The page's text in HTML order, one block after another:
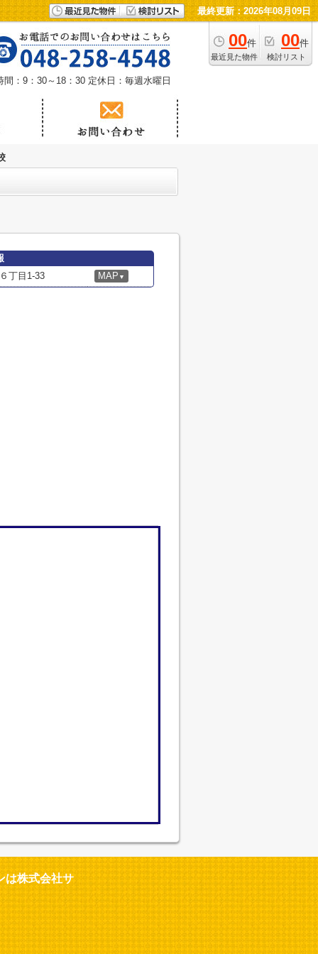
最終更新：2026年08月09日
00件
最近見た物件
00件
検討リスト
間：9：30～18：30 定休日：毎週水曜日
丁目1-33
MAP ▼
は株式会社サ